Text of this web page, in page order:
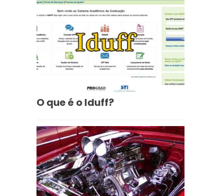
O que é o Iduff?